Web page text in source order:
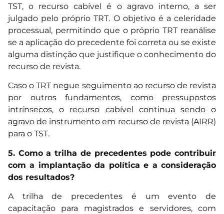
TST, o recurso cabível é o agravo interno, a ser
julgado pelo próprio TRT. O objetivo é a celeridade
processual, permitindo que o próprio TRT reanálise
se a aplicação do precedente foi correta ou se existe
alguma distinção que justifique o conhecimento do
recurso de revista.
Caso o TRT negue seguimento ao recurso de revista
por outros fundamentos, como pressupostos
intrínsecos, o recurso cabível continua sendo o
agravo de instrumento em recurso de revista (AIRR)
para o TST.
5. Como a trilha de precedentes pode contribuir
com a implantação da política e a consideração
dos resultados?
A trilha de precedentes é um evento de
capacitação para magistrados e servidores, com